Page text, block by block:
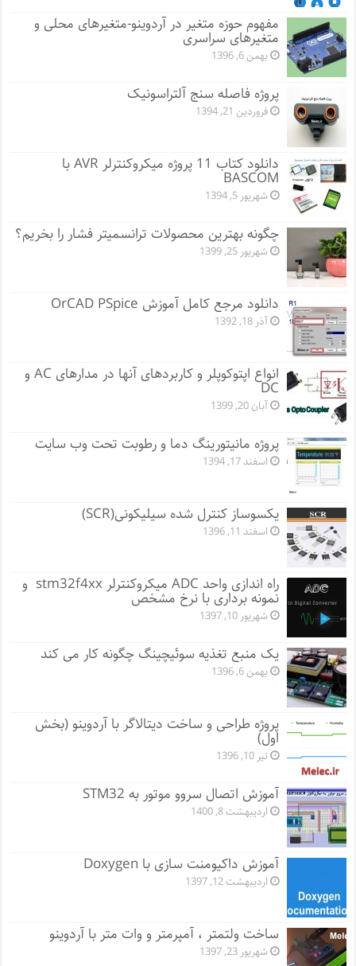
مفهوم حوزه متغیر در آردوینو-متغیرهای محلی و
متغیرهای سراسری
بهمن 6, 1396
پروژه فاصله سنج آلتراسونیک
فروردین 21, 1394
دانلود کتاب 11 پروژه میکروکنترلر AVR با
BASCOM
شهریور 5, 1394
چگونه بهترین محصولات ترانسمیتر فشار را بخریم؟
شهریور 25, 1399
دانلود مرجع کامل آموزش OrCAD PSpice
آذر 18, 1392
انواع اپتوکوپلر و کاربردهای آنها در مدارهای AC و
DC
آبان 20, 1399
پروژه مانيتورينگ دما و رطوبت تحت وب سایت
اسفند 17, 1394
یکسوساز کنترل شده سیلیکونی(SCR)
اسفند 11, 1396
راه اندازی واحد ADC میکروکنترلر stm32f4xx و
نمونه برداری با نرخ مشخص
شهریور 10, 1397
یک منبع تغذیه سوئیچینگ چگونه کار می کند
بهمن 6, 1396
پروژه طراحی و ساخت دیتالاگر با آردوینو (بخش
اول)
تیر 10, 1396
آموزش اتصال سروو موتور به STM32
اردیبهشت 8, 1400
آموزش داکیومنت سازی با Doxygen
اردیبهشت 12, 1397
ساخت ولتمتر ، آمپرمتر و وات متر با آردوینو
شهریور 23, 1397